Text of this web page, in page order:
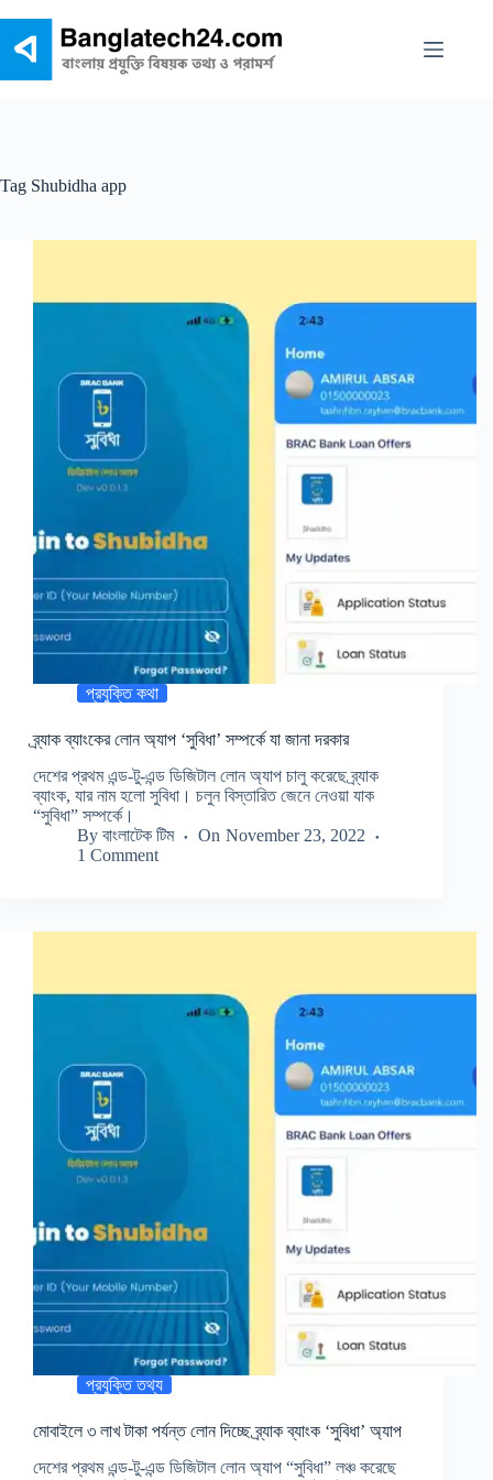
content
Tag Shubidha app
প্রযুক্তি কথা
ব্র্যাক ব্যাংকের লোন অ্যাপ ‘সুবিধা’ সম্পর্কে যা জানা দরকার
দেশের প্রথম এন্ড-টু-এন্ড ডিজিটাল লোন অ্যাপ চালু করেছে ব্র্যাক
ব্যাংক, যার নাম হলো সুবিধা। চলুন বিস্তারিত জেনে নেওয়া যাক
“সুবিধা” সম্পর্কে।
By বাংলাটেক টিম On November 23, 2022
1 Comment
প্রযুক্তি তথ্য
মোবাইলে ৩ লাখ টাকা পর্যন্ত লোন দিচ্ছে ব্র্যাক ব্যাংক ‘সুবিধা’ অ্যাপ
দেশের প্রথম এন্ড-টু-এন্ড ডিজিটাল লোন অ্যাপ “সুবিধা” লঞ্চ করেছে